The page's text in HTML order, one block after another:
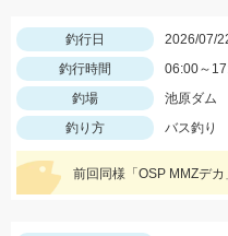
釣行日
2026/07/
釣行時間
06:00～
釣場
池原ダム
釣り方
バス釣り